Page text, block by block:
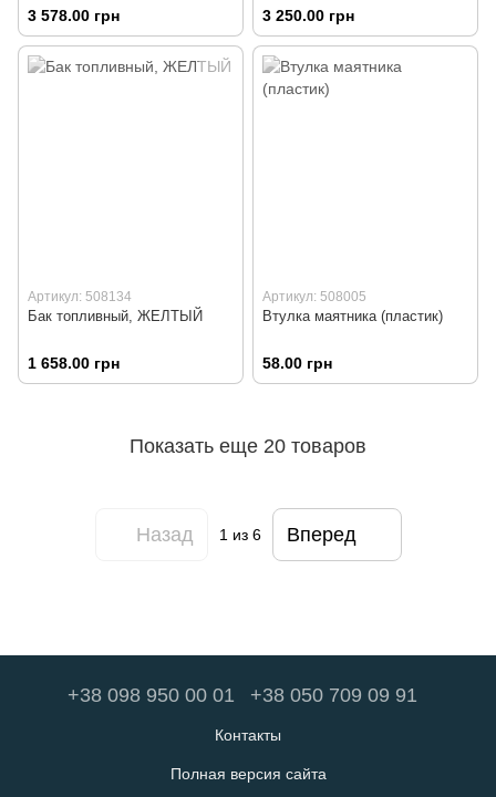
3 578.00 грн 3 250.00 грн
Артикул: 508134
Бак топливный, ЖЕЛТЫЙ
1 658.00 грн
Артикул: 508005
Втулка маятника (пластик)
58.00 грн
Показать еще 20 товаров
Назад 1из 6 Вперед
+38 098 950 00 01 +38 050 709 09 91
Контакты
Полная версия сайта